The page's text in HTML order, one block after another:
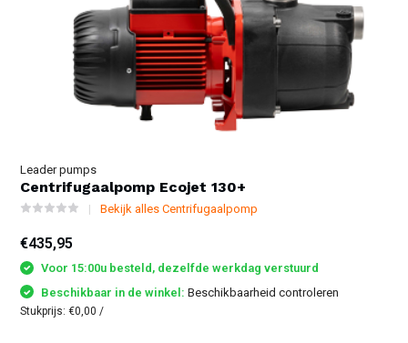
Leader pumps
Centrifugaalpomp Ecojet 130+
Bekijk alles Centrifugaalpomp
€435,95
Voor 15:00u besteld, dezelfde werkdag verstuurd
Beschikbaar in de winkel:Beschikbaarheid controleren
Stukprijs:€0,00 /